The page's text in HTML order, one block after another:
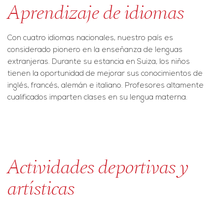
Aprendizaje de idiomas
Con cuatro idiomas nacionales, nuestro país es
considerado pionero en la enseñanza de lenguas
extranjeras. Durante su estancia en Suiza, los niños
tienen la oportunidad de mejorar sus conocimientos de
inglés, francés, alemán e italiano. Profesores altamente
cualificados imparten clases en su lengua materna.
Actividades deportivas y
artísticas